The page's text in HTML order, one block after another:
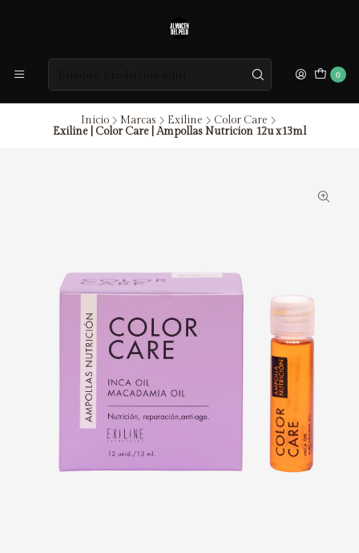
0
Inicio Marcas Exiline
Color Care
Exiline | Color Care | Ampollas Nutricion 12u x13ml